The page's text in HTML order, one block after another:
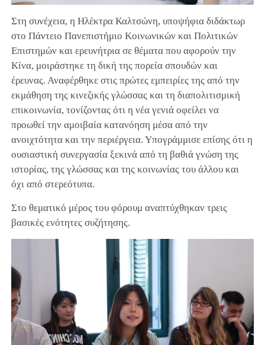
Στη συνέχεια, η Ηλέκτρα Καλτσώνη, υποψήφια διδάκτωρ
στο Πάντειο Πανεπιστήμιο Κοινωνικών και Πολιτικών
Επιστημών και ερευνήτρια σε θέματα που αφορούν την
Κίνα, μοιράστηκε τη δική της πορεία σπουδών και
έρευνας. Αναφέρθηκε στις πρώτες εμπειρίες της από την
εκμάθηση της κινεζικής γλώσσας και τη διαπολιτισμική
επικοινωνία, τονίζοντας ότι η νέα γενιά οφείλει να
προωθεί την αμοιβαία κατανόηση μέσα από την
ανοιχτότητα και την περιέργεια. Υπογράμμισε επίσης ότι η
ουσιαστική συνεργασία ξεκινά από τη βαθιά γνώση της
ιστορίας, της γλώσσας και της κοινωνίας του άλλου και
όχι από στερεότυπα.
Στο θεματικό μέρος του φόρουμ αναπτύχθηκαν τρεις
βασικές ενότητες συζήτησης.